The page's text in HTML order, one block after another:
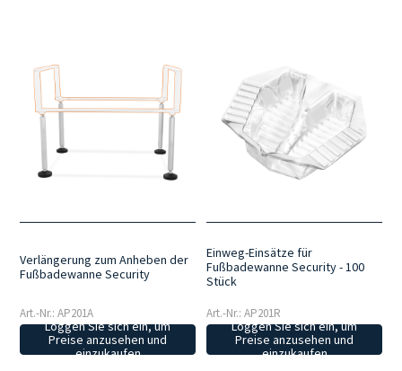
Verlängerung zum Anheben der
Fußbadewanne Security
Art.-Nr.: AP201A
Loggen Sie sich ein, um
Preise anzusehen und
einzukaufen
Einweg-Einsätze für
Fußbadewanne Security - 100
Stück
Art.-Nr.: AP201R
Loggen Sie sich ein, um
Preise anzusehen und
einzukaufen